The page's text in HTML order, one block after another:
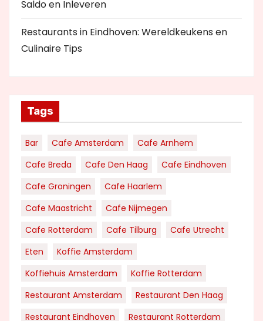
Saldo en Inleveren
Restaurants in Eindhoven: Wereldkeukens en
Culinaire Tips
Tags
Bar Cafe Amsterdam
Cafe Arnhem
Cafe Breda
Cafe Den Haag
Cafe Eindhoven
Cafe Groningen
Cafe Haarlem
Cafe Maastricht
Cafe Nijmegen
Cafe Rotterdam
Cafe Tilburg
Cafe Utrecht
Eten
Koffie Amsterdam
Koffiehuis Amsterdam
Koffie Rotterdam
Restaurant Amsterdam
Restaurant Den Haag
Restaurant Eindhoven
Restaurant Rotterdam